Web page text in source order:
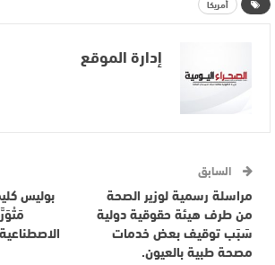
أمريكا
إدارة الموقع
السابق
مراسلة رسمية لوزير الصحة
من طرف هيئة حقوقية دولية
سَبَب توقيف بعض خدمات
مصحة طبية بالعيون.
بوليس